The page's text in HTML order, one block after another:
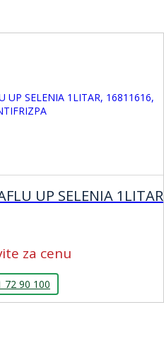
UP SELENIA 1LITAR
za cenu
72 90 100